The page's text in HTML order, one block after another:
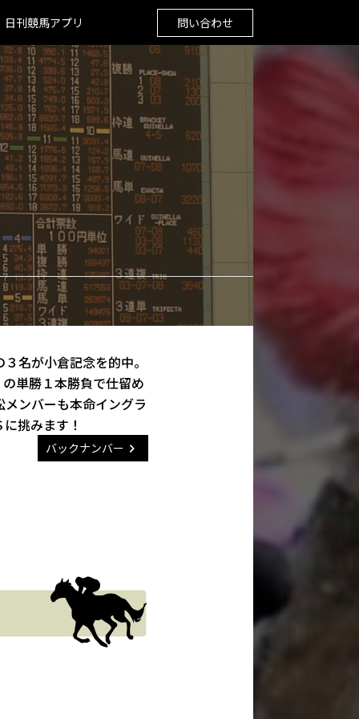
日刊競馬アプリ 問い合わせ
名が小倉記念を的中。
単勝１本勝負で仕留め
ンバーも本命イングラ
挑みます！
バックナンバー